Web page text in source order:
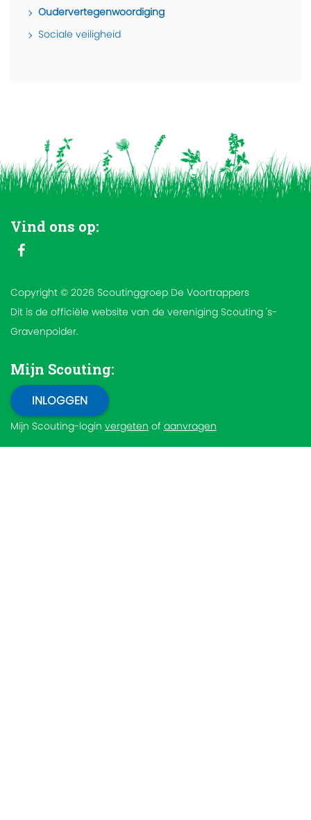
Oudervertegenwoordiging
Sociale veiligheid
Vind ons op:
Copyright © 2026 Scoutinggroep De Voortrappers
Dit is de officiële website van de vereniging Scouting 's-
Gravenpolder.
Mijn Scouting:
Mijn Scouting-login vergeten of aanvragen